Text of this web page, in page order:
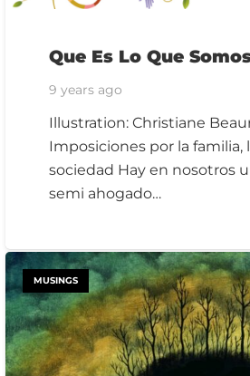
Que Es Lo Que
9 years ago
Illustration: Christiane
Imposiciones por la familia,
sociedad Hay en nosotros
semi ahogado…
MUSINGS